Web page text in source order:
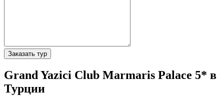
Заказать тур
Grand Yazici Club Marmaris Palace 5* в
Турции